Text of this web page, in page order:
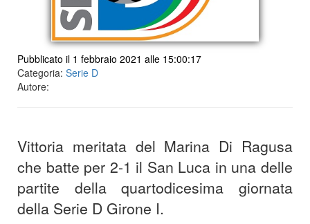
Pubblicato il 1 febbraio 2021 alle 15:00:17
Categoria: Serie D
Autore:
Vittoria meritata del Marina Di Ragusa
che batte per 2-1 il San Luca in una delle
partite della quartodicesima giornata
della Serie D Girone I.